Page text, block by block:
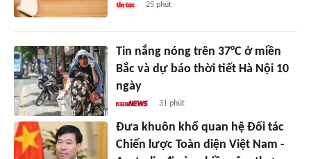
25 phút
Tin nắng nóng trên 37°C ở miền
Bắc và dự báo thời tiết Hà Nội 10
ngày
31 phút
Đưa khuôn khổ quan hệ Đối tác
Chiến lược Toàn diện Việt Nam -